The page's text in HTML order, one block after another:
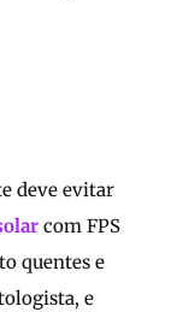
deve evitar
com FPS
quentes e
e